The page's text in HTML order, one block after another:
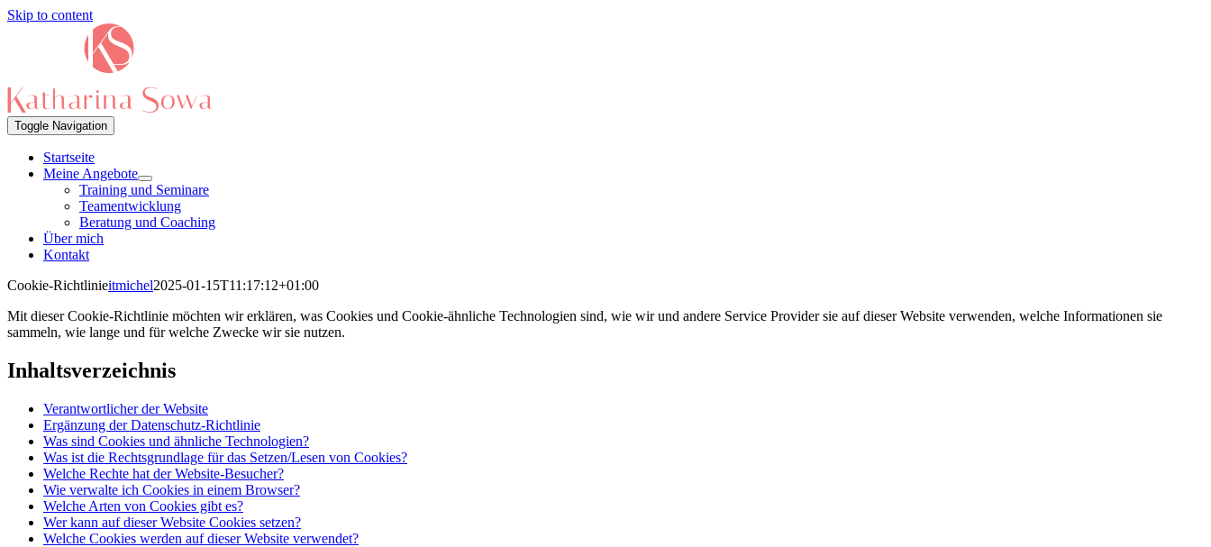
Skip to content
Toggle Navigation
Startseite
Meine Angebote
Training und Seminare
Teamentwicklung
Beratung und Coaching
Über mich
Kontakt
Cookie-Richtlinieitmichel2025-01-15T11:17:12+01:00
Mit dieser Cookie-Richtlinie möchten wir erklären, was Cookies und Cookie-ähnliche Technologien sind, wie wir und andere Service Provider sie auf dieser Website verwenden, welche Informationen sie
sammeln, wie lange und für welche Zwecke wir sie nutzen.
Inhaltsverzeichnis
Verantwortlicher der Website
Ergänzung der Datenschutz-Richtlinie
Was sind Cookies und ähnliche Technologien?
Was ist die Rechtsgrundlage für das Setzen/Lesen von Cookies?
Welche Rechte hat der Website-Besucher?
Wie verwalte ich Cookies in einem Browser?
Welche Arten von Cookies gibt es?
Wer kann auf dieser Website Cookies setzen?
Welche Cookies werden auf dieser Website verwendet?